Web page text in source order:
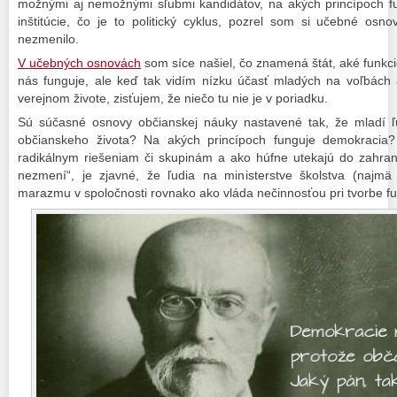
možnými aj nemožnými sľubmi kandidátov, na akých princípoch
inštitúcie, čo je to politický cyklus, pozrel som si učebné
nezmenilo.
V učebných osnovách som síce našiel, čo znamená štát, aké
nás funguje, ale keď tak vidím nízku účasť mladých na voľbách
verejnom živote, zisťujem, že niečo tu nie je v poriadku.
Sú súčasné osnovy občianskej náuky nastavené tak, že
občianskeho života? Na akých princípoch funguje
radikálnym riešeniam či skupinám a ako húfne utekajú do
nezmení“, je zjavné, že ľudia na ministerstve školstva
marazmu v spoločnosti rovnako ako vláda nečinnosťou pri tvorbe